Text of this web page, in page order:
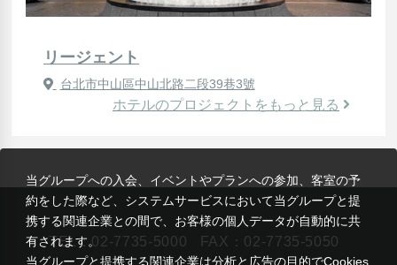
リージェント
台北市中山區中山北路二段39巷3號
ホテルのプロジェクトをもっと見る
TEL：02-7735-5000
FAX：02-7735-5050
当グループへの入会、イベントやプランへの参加、客室の予
約をした際など、システムサービスにおいて当グループと提
携する関連企業との間で、お客様の個人データが自動的に共
有されます。
当グループと提携する関連企業は分析と広告の目的でCookies